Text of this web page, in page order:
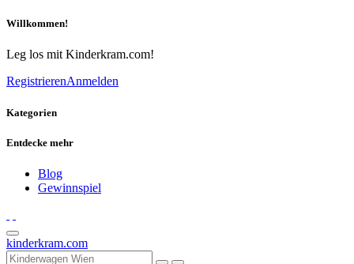
Willkommen!
Leg los mit Kinderkram.com!
RegistrierenAnmelden
Kategorien
Entdecke mehr
Blog
Gewinnspiel
kinderkram.com